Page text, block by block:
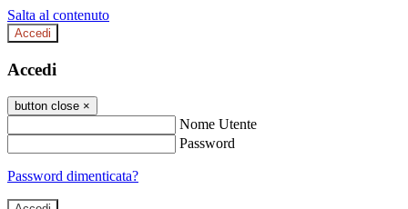
Salta al contenuto
Accedi
Accedi
button close ×
Nome Utente
Password
Password dimenticata?